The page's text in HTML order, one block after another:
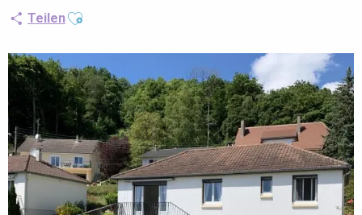
TeilenAjouter aux favoris